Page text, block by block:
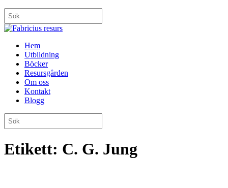
Hem
Utbildning
Böcker
Resursgården
Om oss
Kontakt
Blogg
Etikett: C. G. Jung